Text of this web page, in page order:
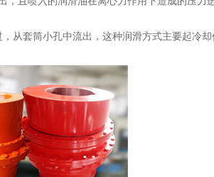
从套筒小孔中流出，这种润滑方式主要起冷